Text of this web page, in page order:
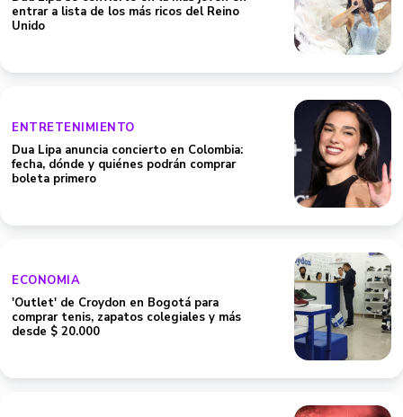
entrar a lista de los más ricos del Reino
Unido
ENTRETENIMIENTO
Dua Lipa anuncia concierto en Colombia:
fecha, dónde y quiénes podrán comprar
boleta primero
ECONOMIA
'Outlet' de Croydon en Bogotá para
comprar tenis, zapatos colegiales y más
desde $ 20.000